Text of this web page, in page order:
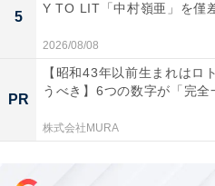
1位にランクインしたのは、
ンクと緑の奇抜な髪色がト
の筋力を持ち、柔軟な体を
殊な日輪刀を扱う恋の呼吸の
明るく天真らんまんな性格
ュンキュンときめく、かわ
5
Y TO LIT「中村嶺亜」を僅
2026/08/08
PR
【昭和43年以前生まれはロ
うべき】6つの数字が「完全
株式会社MURA